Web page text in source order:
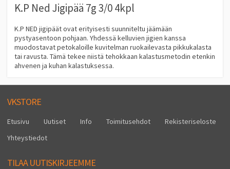
K.P Ned Jigipää 7g 3/0 4kpl
K.P NED jigipäät ovat erityisesti suunniteltu jäämään
pystyasentoon pohjaan. Yhdessä kelluvien jigien kanssa
muodostavat petokaloille kuvitelman ruokailevasta pikkukalasta
tai ravusta. Tämä tekee niistä tehokkaan kalastusmetodin etenkin
ahvenen ja kuhan kalastuksessa.
VKSTORE
Etusivu Uutiset Info Toimitusehdot
Rekisteriseloste
Yhteystiedot
TILAA UUTISKIRJEEMME